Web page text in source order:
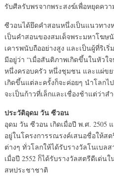
รับศีลรับพรจากพระสงฆ์เพื่อหยุดควา
ซีวอนได้ยึดคำสอนหนึ่งเป็นแนวทาง
เป็นคำสอนของสมเด็จพระมหาโฆษ
เคารพนับถืออย่างสูง และเป็นผู้ที่ริ
มีอยู่ว่า “เมื่อสันติภาพเกิดขึ้นในหัว
หนึ่งครอบครัว หนึ่งชุมชน และแผ่ข
เกิดขึ้นแต่ละครั้งก็จะค่อยๆ นำโลก
จะเป็นก้าวที่เล็กและเชื่องช้าแต่ว่า
ประวัติอุดม วัน ซีวอน
อุดม วัน ซีวอน เกิดเมื่อปี พ.ศ. 2505
อยู่ในโครงการรณรงค์เสนอชื่อให้ส
ต่างๆ ทั่วโลกให้ได้รับรางวัลโนเบล
เมื่อปี 2552 ก็ได้รับรางวัลสตรีดีเด่น
สหประชาชาติ